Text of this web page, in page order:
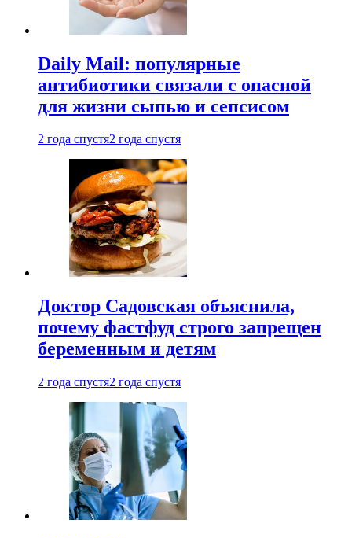
Daily Mail: популярные
антибиотики связали с опасной
для жизни сыпью и сепсисом
2 года спустя2 года спустя
Доктор Садовская объяснила,
почему фастфуд строго запрещен
беременным и детям
2 года спустя2 года спустя